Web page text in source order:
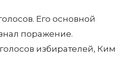
Его основной
поражение.
избирателей, Ким